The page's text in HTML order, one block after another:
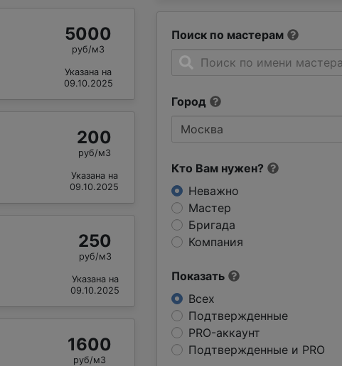
Поиск по мастерам
Город
Кто Вам нужен?
Неважно
Мастер
Бригада
Компания
Показать
Всех
Подтвержденные
PRO-аккаунт
Подтвержденные и PRO
5000
руб/м3
Указана на
09.10.2025
200
руб/м3
Указана на
09.10.2025
250
руб/м3
Указана на
09.10.2025
1600
руб/м3